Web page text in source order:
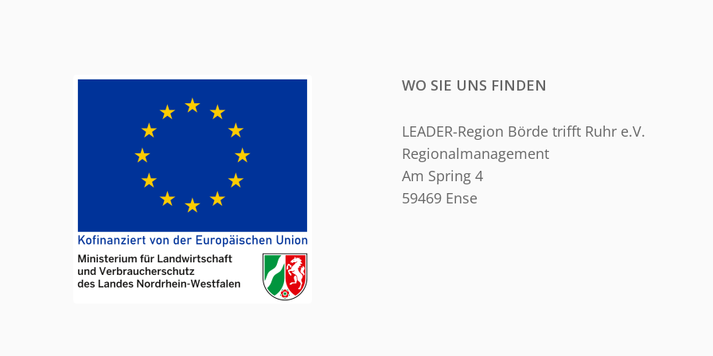
WO SIE UNS FINDEN
LEADER-Region Börde trifft Ruhr e.V.
Regionalmanagement
Am Spring 4
59469 Ense